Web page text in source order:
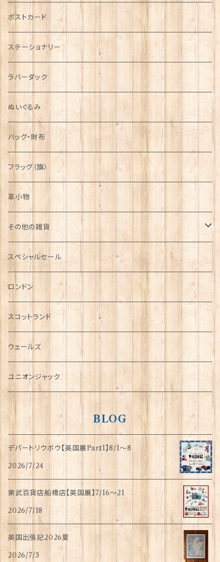
音楽＆楽器
運動＆人物
シンボル
ポストカード
ステーショナリー
ラバーダック
ぬいぐるみ
バッグ・財布
フラッグ（旗）
革小物
その他の雑貨
ミニカー
チャーム
犬グッズ
傘
指貫(シンブル)
スペシャルセール
ロンドン
スコットランド
ウェールズ
ユニオンジャック
BLOG
デパートリウボウ【英国展Part1】8/1〜8
2026/7/24
東武百貨店船橋店【英国展】7/16～21
2026/7/18
英国出張記2026夏
2026/7/5